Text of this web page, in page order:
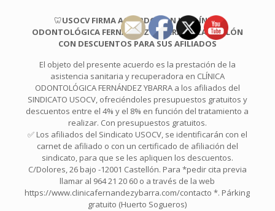
🦷USOCV FIRMA ACUERDO CON LA CLÍNICA
ODONTOLÓGICA FERNÁNDEZ YBARRA DE CASTELLÓN
CON DESCUENTOS PARA SUS AFILIADOS
El objeto del presente acuerdo es la prestación de la
asistencia sanitaria y recuperadora en CLÍNICA
ODONTOLÓGICA FERNÁNDEZ YBARRA a los afiliados del
SINDICATO USOCV, ofreciéndoles presupuestos gratuitos y
descuentos entre el 4% y el 8% en función del tratamiento a
realizar. Con presupuestos gratuitos.
✅ Los afiliados del Sindicato USOCV, se identificarán con el
carnet de afiliado o con un certificado de afiliación del
sindicato, para que se les apliquen los descuentos.
C/Dolores, 26 bajo -12001 Castellón. Para *pedir cita previa
llamar al 964 21 20 60 o a través de la web
https://www.clinicafernandezybarra.com/contacto *. Párking
gratuito (Huerto Sogueros)